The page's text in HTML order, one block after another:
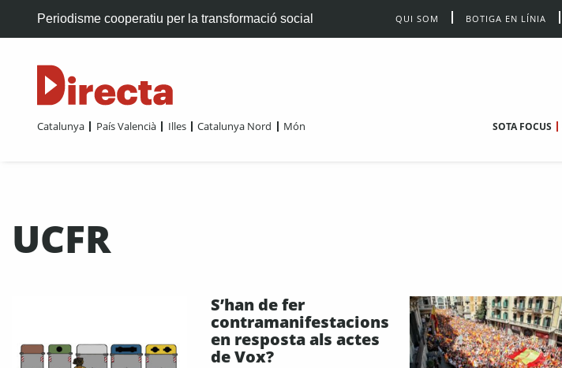
Periodisme cooperatiu per la transformació social QUI SOM BOTIGA EN LÍNIA
Catalunya País Valencià Illes Catalunya Nord Món SOTA FOCUS
UCFR
S’han de fer
contramanifestacions
en resposta als actes
de Vox?